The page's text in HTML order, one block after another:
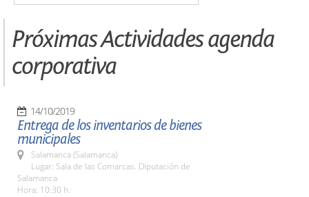
Próximas Actividades agenda
corporativa
14/10/2019
Entrega de los inventarios de bienes
municipales
Salamanca (Salamanca)
Lugar: Sala de las Comarcas. Diputación de
Salamanca
Hora: 10:30 h.